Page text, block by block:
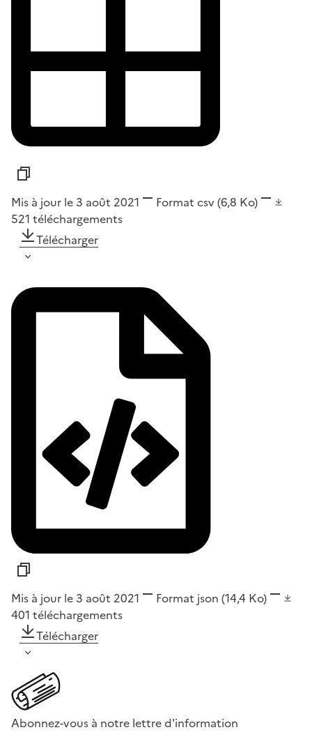
Mis à jour le 3 août 2021 Format csv(6,8 Ko)
521 téléchargements
Télécharger
Mis à jour le 3 août 2021 Format json (14,4 Ko)
401 téléchargements
Télécharger
Abonnez-vous à notre lettre d'information